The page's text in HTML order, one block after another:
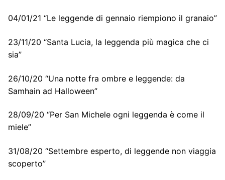
04/01/21 “Le leggende di gennaio riempiono il granaio”
23/11/20 “Santa Lucia, la leggenda più magica che ci
sia”
26/10/20 “Una notte fra ombre e leggende: da
Samhain ad Halloween”
28/09/20 “Per San Michele ogni leggenda è come il
miele”
31/08/20 “Settembre esperto, di leggende non viaggia
scoperto”